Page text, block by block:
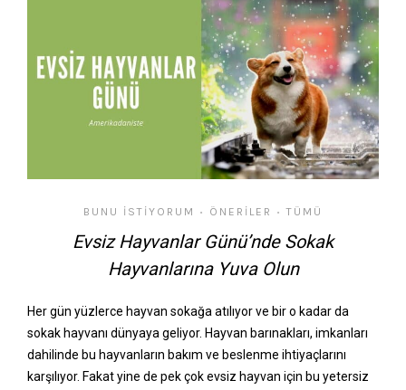
BUNU İSTIYORUM • ÖNERILER • TÜMÜ
Evsiz Hayvanlar Günü’nde Sokak
Hayvanlarına Yuva Olun
Her gün yüzlerce hayvan sokağa atılıyor ve bir o kadar da
sokak hayvanı dünyaya geliyor. Hayvan barınakları, imkanları
dahilinde bu hayvanların bakım ve beslenme ihtiyaçlarını
karşılıyor. Fakat yine de pek çok evsiz hayvan için bu yetersiz